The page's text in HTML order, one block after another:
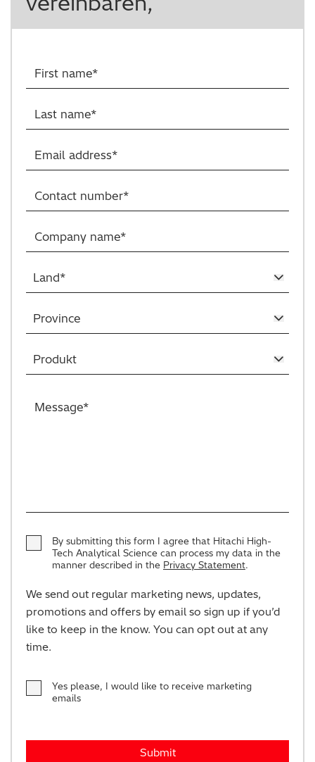
By submitting this form I agree that Hitachi High-
Tech Analytical Science can process my data in the
manner described in the Privacy Statement.
We send out regular marketing news, updates,
promotions and offers by email so sign up if you’d
like to keep in the know. You can opt out at any
time.
Yes please, I would like to receive marketing
emails